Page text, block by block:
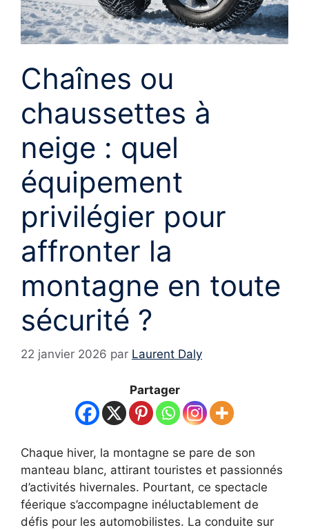
Chaînes ou
chaussettes à
neige : quel
équipement
privilégier pour
affronter la
montagne en toute
sécurité ?
22 janvier 2026 par Laurent Daly
Partager
Chaque hiver, la montagne se pare de son
manteau blanc, attirant touristes et passionnés
d’activités hivernales. Pourtant, ce spectacle
féerique s’accompagne inéluctablement de
défis pour les automobilistes. La conduite sur